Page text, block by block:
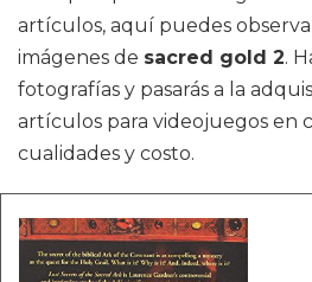
artículos, aquí puedes
imágenes de sacred gold 2.
fotografías y pasarás a la
artículos para videojuegos en
cualidades y costo.